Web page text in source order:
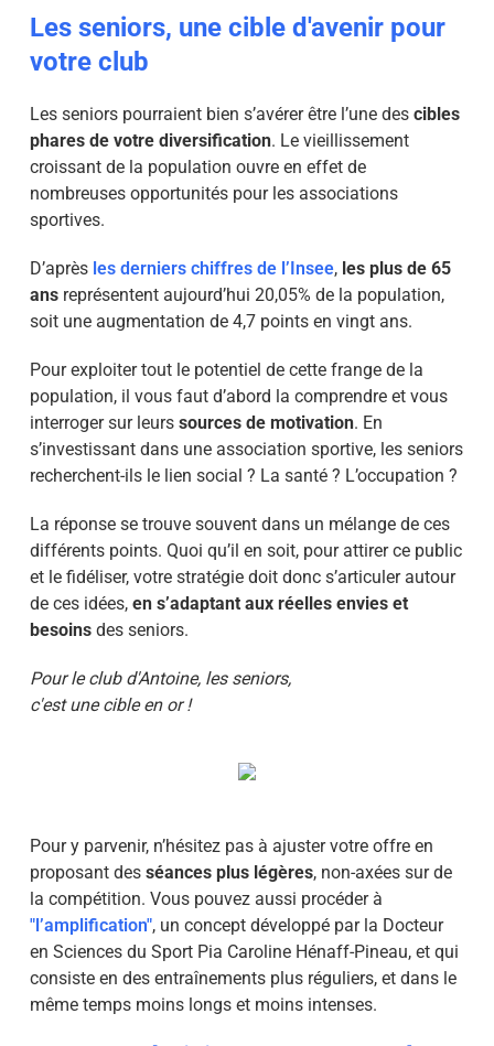
Les seniors, une cible d'avenir pour
votre club
Les seniors pourraient bien s’avérer être l’une des cibles
phares de votre diversification. Le vieillissement
croissant de la population ouvre en effet de
nombreuses opportunités pour les associations
sportives.
D’après les derniers chiffres de l’Insee, les plus de 65
ansreprésentent aujourd’hui 20,05% de la population,
soit une augmentation de 4,7 points en vingt ans.
Pour exploiter tout le potentiel de cette frange de la
population, il vous faut d’abord la comprendre et vous
interroger sur leurs sources de motivation. En
s’investissant dans une association sportive, les seniors
recherchent-ils le lien social ? La santé ? L’occupation ?
La réponse se trouve souvent dans un mélange de ces
différents points. Quoi qu’il en soit, pour attirer ce public
et le fidéliser, votre stratégie doit donc s’articuler autour
de ces idées, en s’adaptant aux réelles envies et
besoins des seniors.
Pour le club d'Antoine, les seniors,
c'est une cible en or !
Pour y parvenir, n’hésitez pas à ajuster votre offre en
proposant des séances plus légères, non-axées sur de
la compétition. Vous pouvez aussi procéder à
"l’amplification", un concept développé par la Docteur
en Sciences du Sport Pia Caroline Hénaff-Pineau, et qui
consiste en des entraînements plus réguliers, et dans le
même temps moins longs et moins intenses.